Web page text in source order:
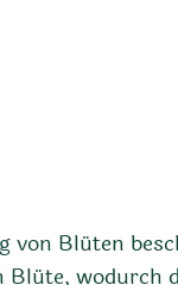
von Blüten
Blüte, wodurch